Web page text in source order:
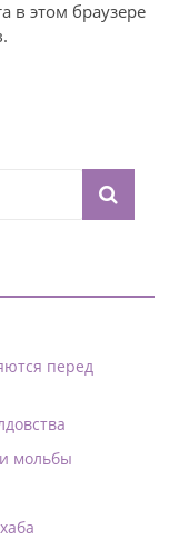
в этом браузере
перед
мольбы